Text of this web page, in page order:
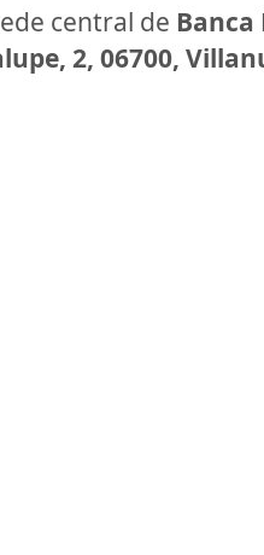
central de Banca
2, 06700,